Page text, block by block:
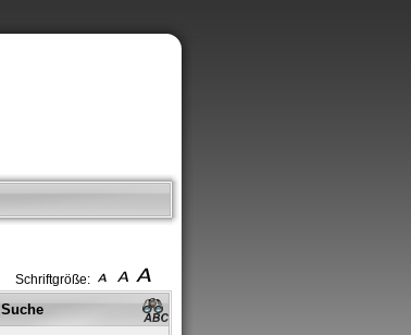
Schriftgröße:
Suche